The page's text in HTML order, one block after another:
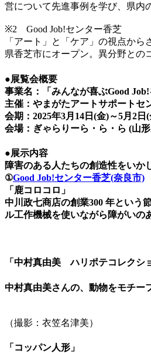
営について先進事例を学び、県内
※2 Good Job!センター香芝
「アート」と「ケア」の視点か
県香芝市にオープン。異分野との
●展覧会概要
事業名：「みんなが喜ぶGood
主催：やまがたアートサポートセ
会期：2025年3月14日(金)～5月2
会場：ぎゃらりーら・ら・ら (山
●展示内容
障害のある人たちの創造性をいか
①Good Job!センター香芝(奈良市)
「鹿コロコロ」
中川政七商店の創業300 年という
ル工作機械を使いながら障がいの
「中村真由美 ハリポテコレクシ
中村真由美さんの、動物をモチー
（撮影：衣笠名津美）
「コッパン人形」